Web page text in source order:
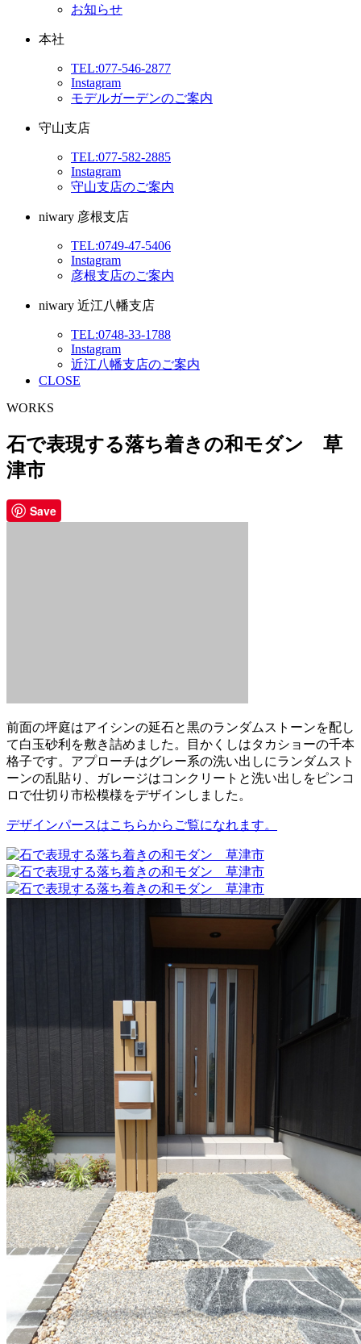
お知らせ
本社
TEL:077-546-2877
Instagram
モデルガーデンのご案内
守山支店
TEL:077-582-2885
Instagram
守山支店のご案内
niwary 彦根支店
TEL:0749-47-5406
Instagram
彦根支店のご案内
niwary 近江八幡支店
TEL:0748-33-1788
Instagram
近江八幡支店のご案内
CLOSE
WORKS
石で表現する落ち着きの和モダン 草
津市
Save
前面の坪庭はアイシンの延石と黒のランダムストーンを配し
て白玉砂利を敷き詰めました。目かくしはタカショーの千本
格子です。アプローチはグレー系の洗い出しにランダムスト
ーンの乱貼り、ガレージはコンクリートと洗い出しをピンコ
ロで仕切り市松模様をデザインしました。
デザインパースはこちらからご覧になれます。